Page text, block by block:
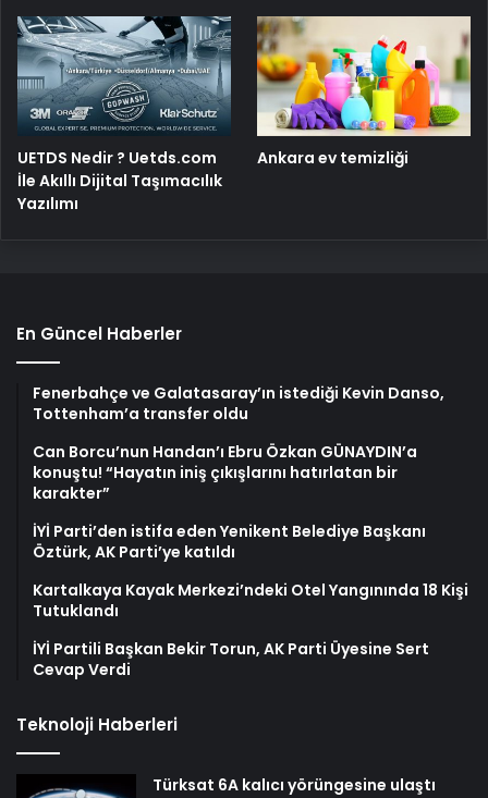
UETDS Nedir ? Uetds.com
İle Akıllı Dijital Taşımacılık
Yazılımı
Ankara ev temizliği
En Güncel Haberler
Fenerbahçe ve Galatasaray’ın istediği Kevin Danso,
Tottenham’a transfer oldu
Can Borcu’nun Handan’ı Ebru Özkan GÜNAYDIN’a
konuştu! “Hayatın iniş çıkışlarını hatırlatan bir
karakter”
İYİ Parti’den istifa eden Yenikent Belediye Başkanı
Öztürk, AK Parti’ye katıldı
Kartalkaya Kayak Merkezi’ndeki Otel Yangınında 18 Kişi
Tutuklandı
İYİ Partili Başkan Bekir Torun, AK Parti Üyesine Sert
Cevap Verdi
Teknoloji Haberleri
Türksat 6A kalıcı yörüngesine ulaştı